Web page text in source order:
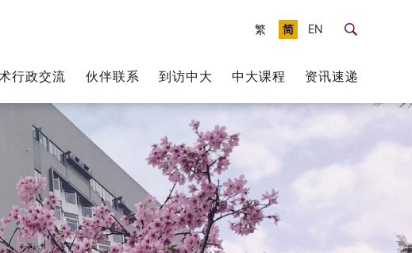
EN
繁 简
行政交流 伙伴联系 到访中大 中大课程 资讯速递